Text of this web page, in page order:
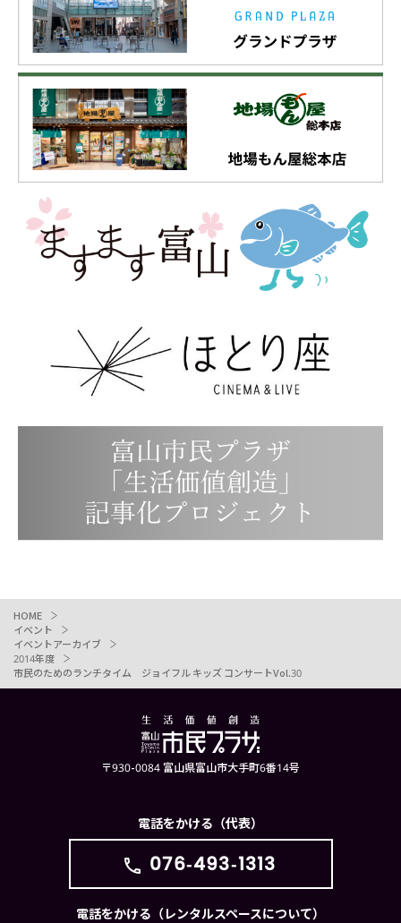
HOME
イベント
イベントアーカイブ
2014年度
市民のためのランチタイム ジョイフル キッズ コンサートVol.30
〒930-0084 富山県富山市大手町6番14号
電話をかける（代表）
076-493-1313
電話をかける（レンタルスペースについて）